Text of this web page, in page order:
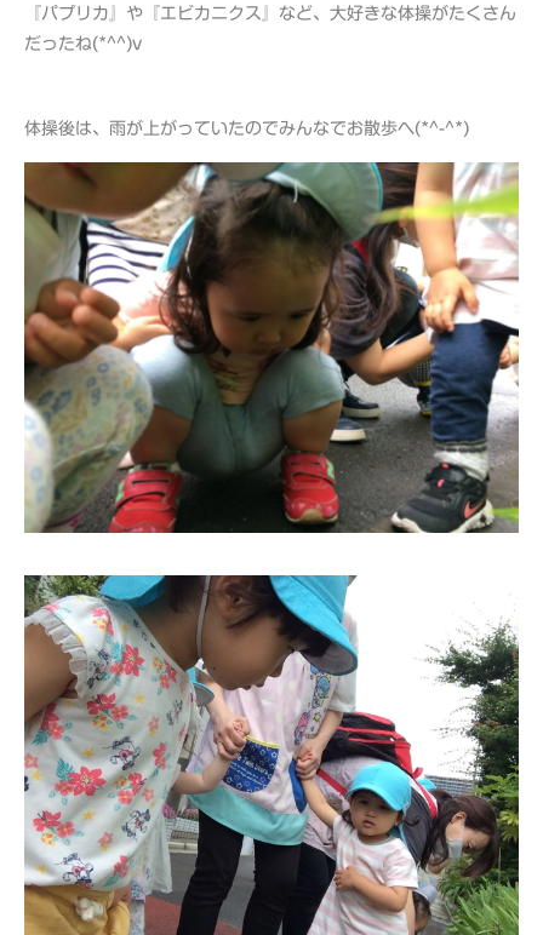
『パプリカ』や『エビカニクス』など、大好きな体操がたくさん
だったね(*^^)v
体操後は、雨が上がっていたのでみんなでお散歩へ(*^-^*)